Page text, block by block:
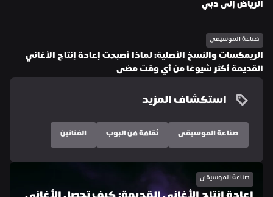
الرياض إلى دبي
صناعة الموسيقى
القديمة أكثر شيوعًا من أي وقت مضى
استكشاف المزيد
صناعة الموسيقى ثقافة فن البوب الفنانين
صناعة الموسيقى